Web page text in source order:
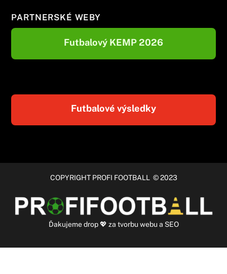
PARTNERSKÉ WEBY
Futbalový KEMP 2026
Futbalové výsledky
COPYRIGHT PROFI FOOTBALL © 2023
Ďakujemedrop💖 za tvorbu webu a SEO